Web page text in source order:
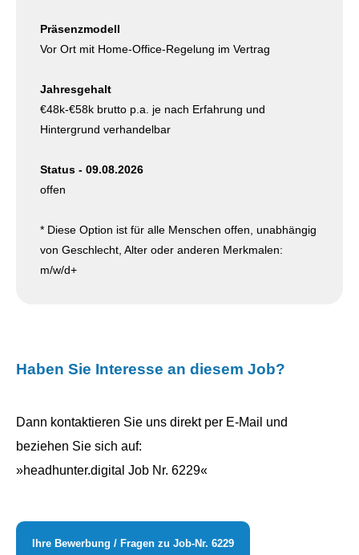
Präsenzmodell
Vor Ort mit Home-Office-Regelung im Vertrag
Jahresgehalt
€48k-€58k brutto p.a. je nach Erfahrung und
Hintergrund verhandelbar
Status - 09.08.2026
offen
* Diese Option ist für alle Menschen offen, unabhängig
von Geschlecht, Alter oder anderen Merkmalen:
m/w/d+
Haben Sie Interesse an diesem Job?
Dann kontaktieren Sie uns direkt per E-Mail und
beziehen Sie sich auf:
»headhunter.digital Job Nr. 6229«
Ihre Bewerbung / Fragen zu Job-Nr. 6229